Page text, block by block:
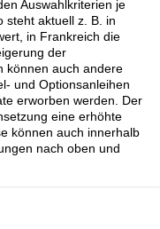
Auswahlkriterien je
steht aktuell z. B. in
in Frankreich die
der
können auch andere
und Optionsanleihen
erworben werden. Der
eine erhöhte
können auch innerhalb
nach oben und